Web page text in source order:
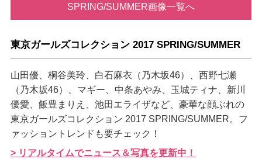
SPRING/SUMMER画像一覧へ
東京ガールズコレクション 2017 SPRING/SUMMER
山田優、桐谷美玲、白石麻衣（乃木坂46）、西野七瀬
（乃木坂46）、マギー、中条あやみ、玉城ティナ、新川
優愛、飯豊まりえ、池田エライザなど、豪華な顔ぶれの
東京ガールズコレクション 2017 SPRING/SUMMER。フ
ァッショントレンドも要チェック！
> リアルタイムでニュース＆写真を更新中！